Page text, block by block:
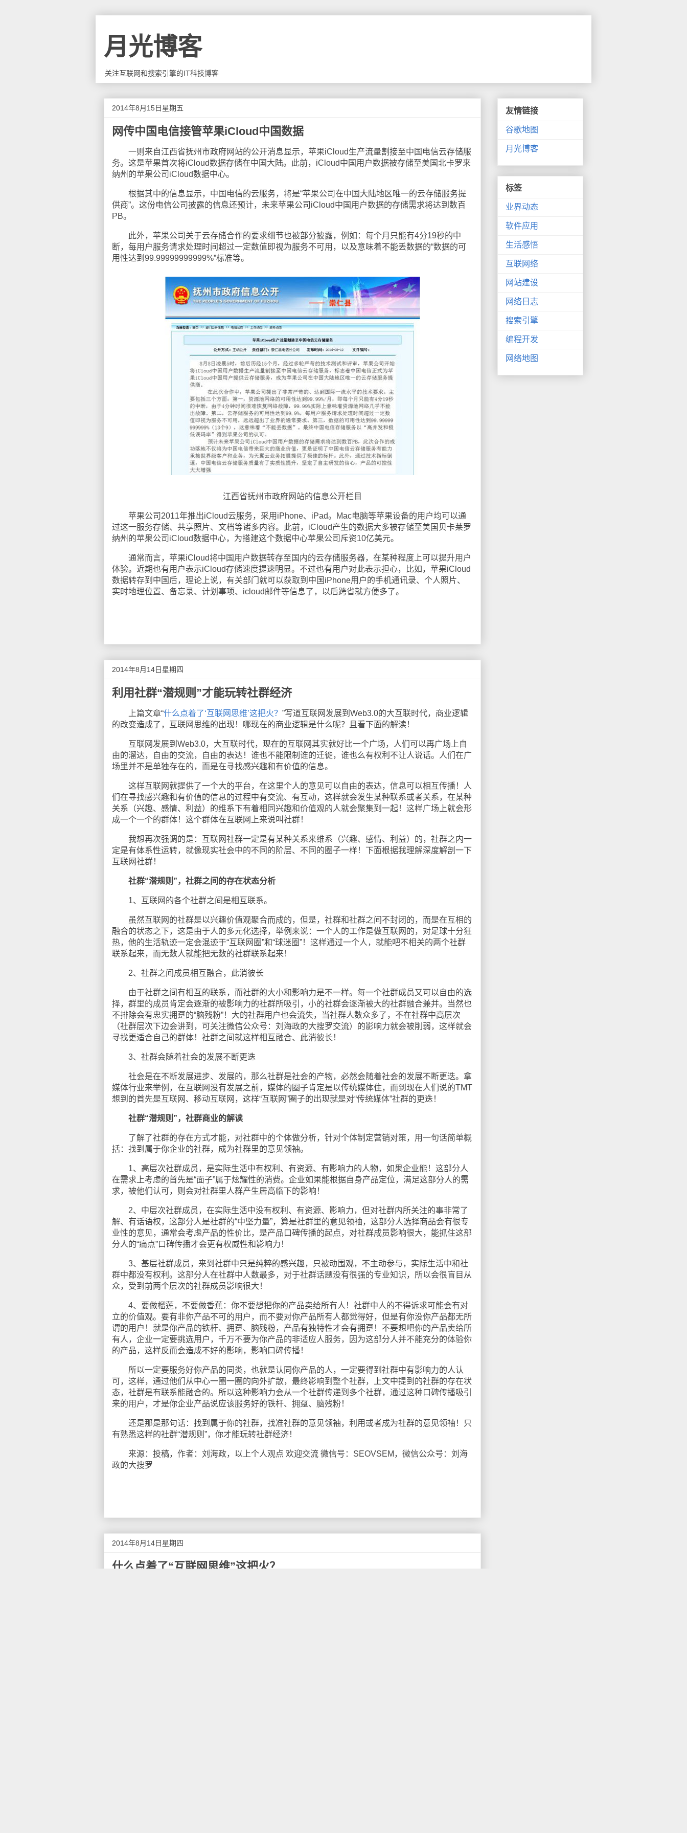
月光博客
关注互联网和搜索引擎的IT科技博客
2014年8月15日星期五
网传中国电信接管苹果iCloud中国数据
一则来自江西省抚州市政府网站的公开消息显示，苹果iCloud生产流量割接至中国电信云存储服
务。这是苹果首次将iCloud数据存储在中国大陆。此前，iCloud中国用户数据被存储至美国北卡罗来
纳州的苹果公司iCloud数据中心。
根据其中的信息显示，中国电信的云服务，将是“苹果公司在中国大陆地区唯一的云存储服务提
供商”。这份电信公司披露的信息还预计，未来苹果公司iCloud中国用户数据的存储需求将达到数百
PB。
此外，苹果公司关于云存储合作的要求细节也被部分披露，例如：每个月只能有4分19秒的中
断，每用户服务请求处理时间超过一定数值即视为服务不可用，以及意味着不能丢数据的“数据的可
用性达到99.99999999999%”标准等。
江西省抚州市政府网站的信息公开栏目
苹果公司2011年推出iCloud云服务，采用iPhone、iPad。Mac电脑等苹果设备的用户均可以通
过这一服务存储、共享照片、文档等诸多内容。此前，iCloud产生的数据大多被存储至美国贝卡莱罗
纳州的苹果公司iCloud数据中心，为搭建这个数据中心苹果公司斥资10亿美元。
通常而言，苹果iCloud将中国用户数据转存至国内的云存储服务器，在某种程度上可以提升用户
体验。近期也有用户表示iCloud存储速度提速明显。不过也有用户对此表示担心，比如，苹果iCloud
数据转存到中国后，理论上说，有关部门就可以获取到中国iPhone用户的手机通讯录、个人照片、
实时地理位置、备忘录、计划事项、icloud邮件等信息了，以后跨省就方便多了。
2014年8月14日星期四
利用社群“潜规则”才能玩转社群经济
上篇文章“什么点着了‘互联网思维’这把火？ ”写道互联网发展到Web3.0的大互联时代，商业逻辑
的改变造成了，互联网思维的出现！哪现在的商业逻辑是什么呢？且看下面的解读！
互联网发展到Web3.0，大互联时代，现在的互联网其实就好比一个广场，人们可以再广场上自
由的溜达，自由的交流，自由的表达！谁也不能限制谁的迁徙，谁也么有权利不让人说话。人们在广
场里并不是单独存在的，而是在寻找感兴趣和有价值的信息。
这样互联网就提供了一个大的平台，在这里个人的意见可以自由的表达，信息可以相互传播！人
们在寻找感兴趣和有价值的信息的过程中有交流、有互动，这样就会发生某种联系或者关系，在某种
关系（兴趣、感情、利益）的维系下有着相同兴趣和价值观的人就会聚集到一起！这样广场上就会形
成一个一个的群体！这个群体在互联网上来说叫社群！
我想再次强调的是：互联网社群一定是有某种关系来维系（兴趣、感情、利益）的，社群之内一
定是有体系性运转，就像现实社会中的不同的阶层、不同的圈子一样！下面根据我理解深度解剖一下
互联网社群！
社群“潜规则”，社群之间的存在状态分析
1、互联网的各个社群之间是相互联系。
虽然互联网的社群是以兴趣价值观聚合而成的，但是，社群和社群之间不封闭的，而是在互相的
融合的状态之下，这是由于人的多元化选择，举例来说：一个人的工作是做互联网的，对足球十分狂
热，他的生活轨迹一定会混迹于“互联网圈”和“球迷圈”！这样通过一个人，就能吧不相关的两个社群
联系起来，而无数人就能把无数的社群联系起来！
2、社群之间成员相互融合，此消彼长
由于社群之间有相互的联系，而社群的大小和影响力是不一样。每一个社群成员又可以自由的选
择，群里的成员肯定会逐渐的被影响力的社群所吸引，小的社群会逐渐被大的社群融合兼并。当然也
不排除会有忠实拥趸的“脑残粉”！大的社群用户也会流失，当社群人数众多了，不在社群中高层次
（社群层次下边会讲到，可关注微信公众号：刘海政的大搜罗交流）的影响力就会被削弱，这样就会
寻找更适合自己的群体！社群之间就这样相互融合、此消彼长！
3、社群会随着社会的发展不断更迭
社会是在不断发展进步、发展的，那么社群是社会的产物，必然会随着社会的发展不断更迭。拿
媒体行业来举例，在互联网没有发展之前，媒体的圈子肯定是以传统媒体住，而到现在人们说的TMT
想到的首先是互联网、移动互联网，这样“互联网”圈子的出现就是对“传统媒体”社群的更迭！
社群“潜规则”，社群商业的解读
了解了社群的存在方式才能，对社群中的个体做分析，针对个体制定营销对策，用一句话简单概
括：找到属于你企业的社群，成为社群里的意见领袖。
1、高层次社群成员，是实际生活中有权利、有资源、有影响力的人物，如果企业能！这部分人
在需求上考虑的首先是“面子”属于炫耀性的消费。企业如果能根据自身产品定位，满足这部分人的需
求，被他们认可，则会对社群里人群产生居高临下的影响！
2、中层次社群成员，在实际生活中没有权利、有资源、影响力，但对社群内所关注的事非常了
解、有话语权，这部分人是社群的“中坚力量”，算是社群里的意见领袖，这部分人选择商品会有很专
业性的意见，通常会考虑产品的性价比，是产品口碑传播的起点，对社群成员影响很大，能抓住这部
分人的“痛点”口碑传播才会更有权威性和影响力！
3、基层社群成员，来到社群中只是纯粹的感兴趣，只被动围观，不主动参与，实际生活中和社
群中都没有权利。这部分人在社群中人数最多，对于社群话题没有很强的专业知识，所以会很盲目从
众，受到前两个层次的社群成员影响很大！
4、要做榴莲，不要做香蕉：你不要想把你的产品卖给所有人！社群中人的不得诉求可能会有对
立的价值观。要有非你产品不可的用户，而不要对你产品所有人都觉得好，但是有你没你产品都无所
谓的用户！就是你产品的铁杆、拥趸、脑残粉，产品有独特性才会有拥趸！不要想吧你的产品卖给所
有人，企业一定要挑选用户，千万不要为你产品的非适应人服务，因为这部分人并不能充分的体验你
的产品，这样反而会造成不好的影响，影响口碑传播！
所以一定要服务好你产品的同类，也就是认同你产品的人，一定要得到社群中有影响力的人认
可，这样，通过他们从中心一圈一圈的向外扩散，最终影响到整个社群，上文中提到的社群的存在状
态，社群是有联系能融合的。所以这种影响力会从一个社群传递到多个社群，通过这种口碑传播吸引
来的用户，才是你企业产品说应该服务好的铁杆、拥趸、脑残粉！
还是那是那句话：找到属于你的社群，找准社群的意见领袖，利用或者成为社群的意见领袖！只
有熟悉这样的社群“潜规则”，你才能玩转社群经济！
来源：投稿，作者：刘海政，以上个人观点 欢迎交流 微信号：SEOVSEM，微信公众号：刘海
政的大搜罗
2014年8月14日星期四
什么点着了“互联网思维”这把火？
友情链接
谷歌地图
月光博客
标签
业界动态
软件应用
生活感悟
互联网络
网站建设
网络日志
搜索引擎
编程开发
网络地图